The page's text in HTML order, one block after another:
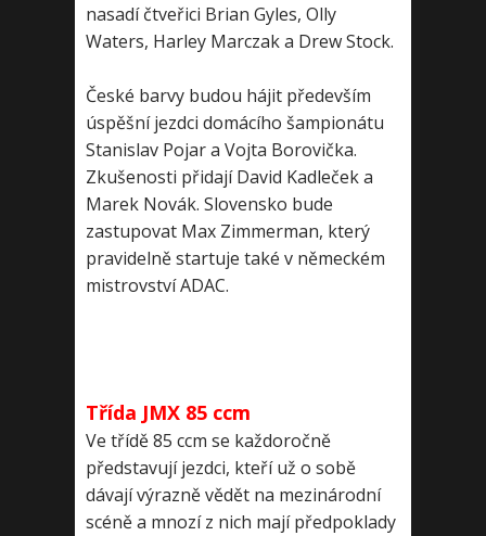
nasadí čtveřici Brian Gyles, Olly
Waters, Harley Marczak a Drew Stock.
České barvy budou hájit především
úspěšní jezdci domácího šampionátu
Stanislav Pojar a Vojta Borovička.
Zkušenosti přidají David Kadleček a
Marek Novák. Slovensko bude
zastupovat Max Zimmerman, který
pravidelně startuje také v německém
mistrovství ADAC.
Třída JMX 85 ccm
Ve třídě 85 ccm se každoročně
představují jezdci, kteří už o sobě
dávají výrazně vědět na mezinárodní
scéně a mnozí z nich mají předpoklady